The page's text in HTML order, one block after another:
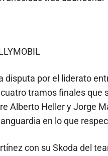
disputa por el liderato
cuatro tramos finales que
Alberto Heller y Jorge
en lo que
con su Skoda del